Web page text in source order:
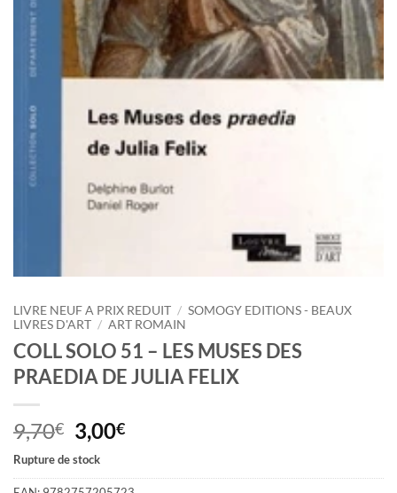
LIVRE NEUF A PRIX REDUIT / SOMOGY EDITIONS - BEAUX
LIVRES D'ART / ART ROMAIN
COLL SOLO 51 – LES MUSES DES
PRAEDIA DE JULIA FELIX
9,70€ Le
prix
initial
3,00€Le
actuel
Rupture de stock